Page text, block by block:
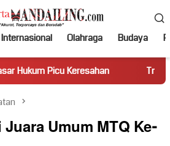
Internasional Olahraga Budaya
Truk Miring Hambat
Umum MTQ Ke-